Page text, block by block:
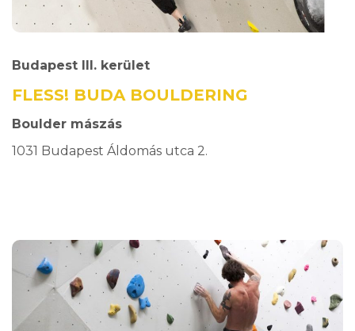
Budapest III. kerület
FLESS! BUDA BOULDERING
Boulder mászás
1031 Budapest Áldomás utca 2.